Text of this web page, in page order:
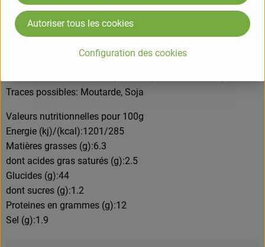
huile de tournesol* désodorisée, sel (*) Ingrédients issus de
l'Agriculture Biologique
Traces possibles: Moutarde, Soja
Valeurs nutritionnelles pour 100g
Energie (kj)/(kcal):1201/285
Matières grasses (g):6.3
dont acides gras saturés (g):2.5
Glucides (g):44
dont sucres (g):1.2
Proteines en grammes (g):12
Sel (g):1.9
Configuration des cookies
Autoriser tous les cookies